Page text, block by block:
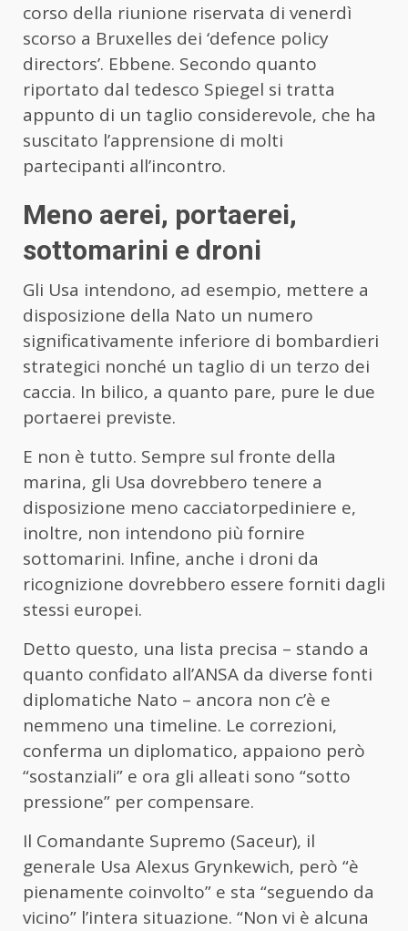
corso della riunione riservata di venerdì
scorso a Bruxelles dei ‘defence policy
directors’. Ebbene. Secondo quanto
riportato dal tedesco Spiegel si tratta
appunto di un taglio considerevole, che ha
suscitato l’apprensione di molti
partecipanti all’incontro.
Meno aerei, portaerei,
sottomarini e droni
Gli Usa intendono, ad esempio, mettere a
disposizione della Nato un numero
significativamente inferiore di bombardieri
strategici nonché un taglio di un terzo dei
caccia. In bilico, a quanto pare, pure le due
portaerei previste.
E non è tutto. Sempre sul fronte della
marina, gli Usa dovrebbero tenere a
disposizione meno cacciatorpediniere e,
inoltre, non intendono più fornire
sottomarini. Infine, anche i droni da
ricognizione dovrebbero essere forniti dagli
stessi europei.
Detto questo, una lista precisa – stando a
quanto confidato all’ANSA da diverse fonti
diplomatiche Nato – ancora non c’è e
nemmeno una timeline. Le correzioni,
conferma un diplomatico, appaiono però
“sostanziali” e ora gli alleati sono “sotto
pressione” per compensare.
Il Comandante Supremo (Saceur), il
generale Usa Alexus Grynkewich, però “è
pienamente coinvolto” e sta “seguendo da
vicino” l’intera situazione. “Non vi è alcuna